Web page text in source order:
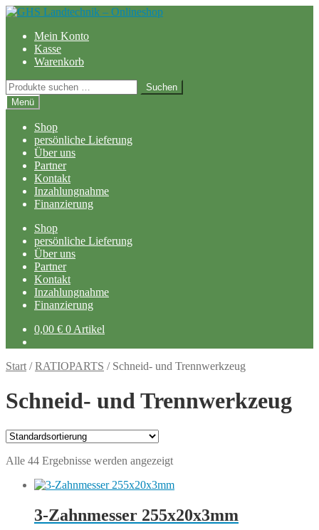
Zur
springen
Zum
springenMein Konto
Kasse
Warenkorb
Suchen
nach:
Suchen
Menü
Shop
persönliche Lieferung
Über uns
Partner
Kontakt
Inzahlungnahme
Finanzierung
Shop
persönliche Lieferung
Über uns
Partner
Kontakt
Inzahlungnahme
Finanzierung
0,00 € 0 Artikel
Start /RATIOPARTS / Schneid- und Trennwerkzeug
Schneid- und Trennwerkzeug
Alle 44 Ergebnisse werden angezeigt
3-Zahnmesser 255x20x3mm